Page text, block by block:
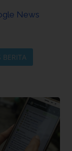
News
BERITA